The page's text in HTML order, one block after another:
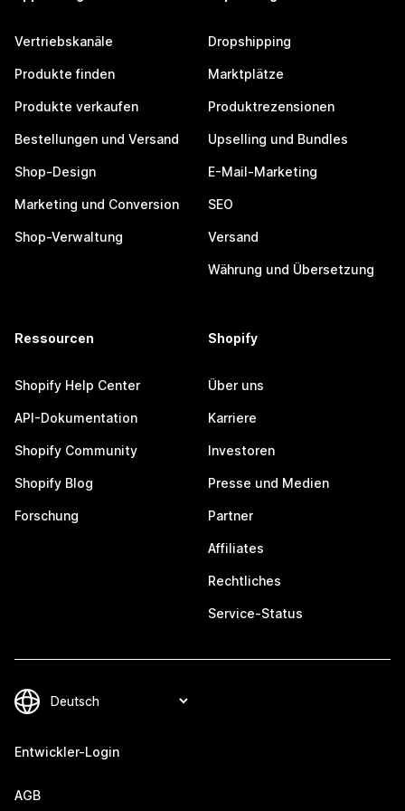
Vertriebskanäle
Produkte finden
Produkte verkaufen
Bestellungen und Versand
Shop-Design
Marketing und Conversion
Shop-Verwaltung
Dropshipping
Marktplätze
Produktrezensionen
Upselling und Bundles
E-Mail-Marketing
SEO
Versand
Währung und Übersetzung
Ressourcen
Shopify Help Center
API-Dokumentation
Shopify Community
Shopify Blog
Forschung
Shopify
Über uns
Karriere
Investoren
Presse und Medien
Partner
Affiliates
Rechtliches
Service-Status
Entwickler-Login
AGB